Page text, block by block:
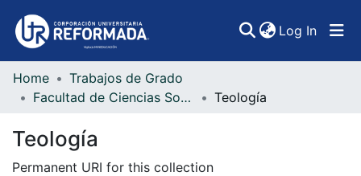
Log In
Communities & Collections
Home
Trabajos de Grado
Facultad de Ciencias Sociales, Artes y Humanidades
Teología
Teología
Permanent URI for this collection